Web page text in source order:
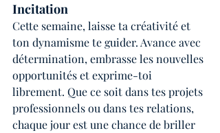
Incitation
Cette semaine, laisse ta créativité et
ton dynamisme te guider. Avance avec
détermination, embrasse les nouvelles
opportunités et exprime-toi
librement. Que ce soit dans tes projets
professionnels ou dans tes relations,
chaque jour est une chance de briller